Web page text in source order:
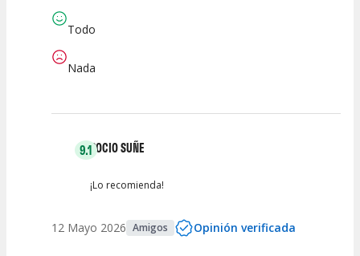
Todo
Nada
9.1ROCIO SUÑE
¡Lo recomienda!
12 Mayo 2026 Amigos Opinión verificada